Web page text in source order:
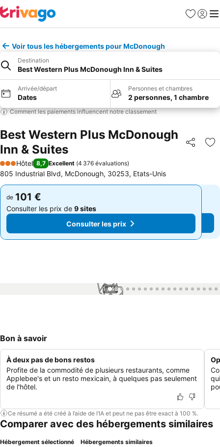
Favoris
Se
Voir tous les hébergements pour McDonough
Destination
Best Western Plus McDonough Inn & Suites
Arrivée/départ
Dates
Personnes et chambres
2 personnes, 1 chambre
Comment les paiements influencent notre classement
Best Western Plus McDonough
Inn & Suites
Partager
3 Étoiles
Hôtel 8,7 Excellent (4 376 évaluations)
805 Industrial Blvd, McDonough, 30253, Etats-Unis
de 101 €
Consulter les prix de 9 sites
Consulter les prix
de 101 €
Consulter les prix de 9 sites
Consulter les prix
1 / 48
Bon à savoir
À deux pas de bons restos
Profite de la commodité de plusieurs restaurants, comme
Applebee's et un resto mexicain, à quelques pas seulement
de l'hôtel.
Ce résumé a été créé à l’aide de l’IA et peut ne pas être exact à 100 %.
Comparer avec des hébergements similaires
Hébergement sélectionné Hébergements similaires